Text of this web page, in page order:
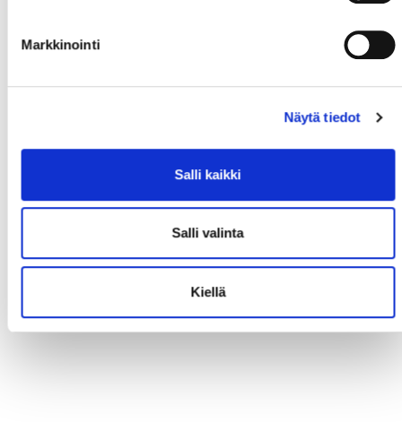
Markkinointi
Näytä tiedot
Salli kaikki
Salli valinta
Kiellä